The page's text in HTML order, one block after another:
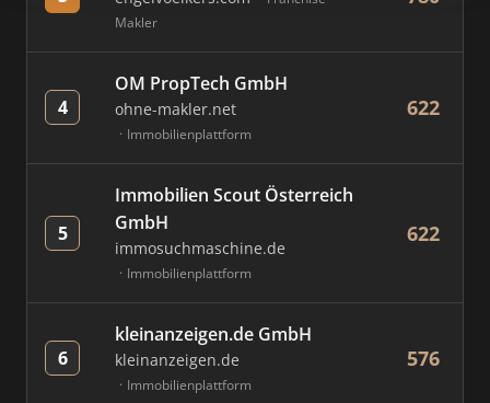
Makler
4
OM PropTech GmbH
ohne-makler.net
Immobilienplattform
622
5
Immobilien Scout Österreich
GmbH
immosuchmaschine.de
Immobilienplattform
622
6
kleinanzeigen.de GmbH
kleinanzeigen.de
Immobilienplattform
576